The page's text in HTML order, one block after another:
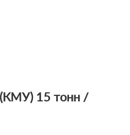
15 тонн /